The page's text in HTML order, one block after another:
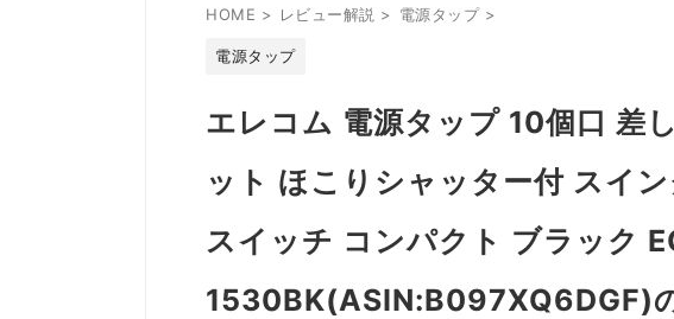
HOME > レビュー解説 > 電源タップ >
電源タップ
エレコム 電源タップ 10個口 差
ット ほこりシャッター付 スイ
スイッチ コンパクト ブラック
1530BK(ASIN:B097XQ6DGF)